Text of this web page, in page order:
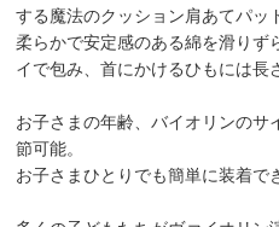
する魔法のクッション肩あてパッ
柔らかで安定感のある綿を滑りず
イで包み、首にかけるひもには長
お子さまの年齢、バイオリンのサ
節可能。
お子さまひとりでも簡単に装着で